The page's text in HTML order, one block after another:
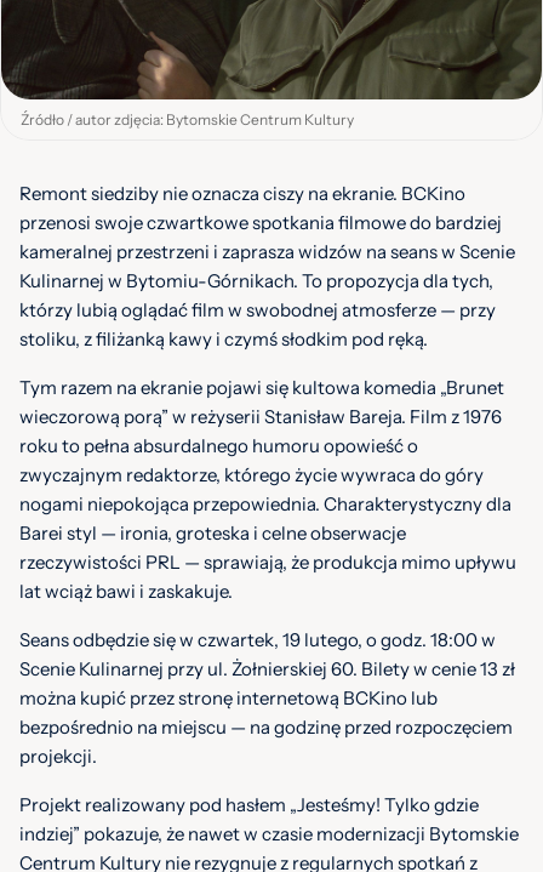
Źródło / autor zdjęcia: Bytomskie Centrum Kultury
Remont siedziby nie oznacza ciszy na ekranie. BCKino
przenosi swoje czwartkowe spotkania filmowe do bardziej
kameralnej przestrzeni i zaprasza widzów na seans w Scenie
Kulinarnej w Bytomiu-Górnikach. To propozycja dla tych,
którzy lubią oglądać film w swobodnej atmosferze — przy
stoliku, z filiżanką kawy i czymś słodkim pod ręką.
Tym razem na ekranie pojawi się kultowa komedia „Brunet
wieczorową porą” w reżyserii Stanisław Bareja. Film z 1976
roku to pełna absurdalnego humoru opowieść o
zwyczajnym redaktorze, którego życie wywraca do góry
nogami niepokojąca przepowiednia. Charakterystyczny dla
Barei styl — ironia, groteska i celne obserwacje
rzeczywistości PRL — sprawiają, że produkcja mimo upływu
lat wciąż bawi i zaskakuje.
Seans odbędzie się w czwartek, 19 lutego, o godz. 18:00 w
Scenie Kulinarnej przy ul. Żołnierskiej 60. Bilety w cenie 13 zł
można kupić przez stronę internetową BCKino lub
bezpośrednio na miejscu — na godzinę przed rozpoczęciem
projekcji.
Projekt realizowany pod hasłem „Jesteśmy! Tylko gdzie
indziej” pokazuje, że nawet w czasie modernizacji Bytomskie
Centrum Kultury nie rezygnuje z regularnych spotkań z